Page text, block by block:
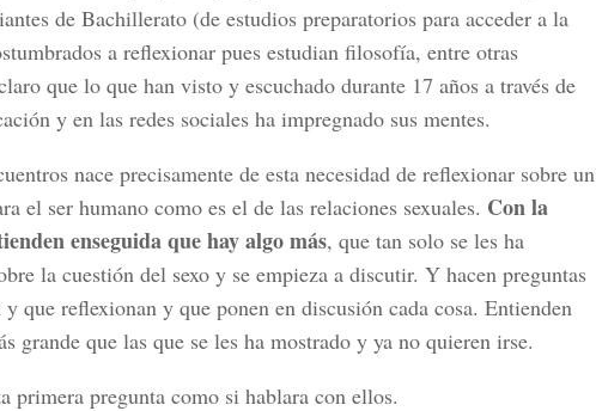
de Bachillerato (de estudios preparatorios para acceder a la
a reflexionar pues estudian filosofía, entre otras
que lo que han visto y escuchado durante 17 años a través de
y en las redes sociales ha impregnado sus mentes.
nace precisamente de esta necesidad de reflexionar sobre un
el ser humano como es el de las relaciones sexuales. Con la
enseguida que hay algo más, que tan solo se les ha
la cuestión del sexo y se empieza a discutir. Y hacen preguntas
y que reflexionan y que ponen en discusión cada cosa. Entienden
grande que las que se les ha mostrado y ya no quieren irse.
primera pregunta como si hablara con ellos.